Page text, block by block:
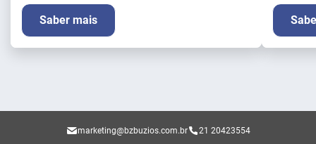
Saber mais
marketing@bzbuzios.com.br 21 20423554